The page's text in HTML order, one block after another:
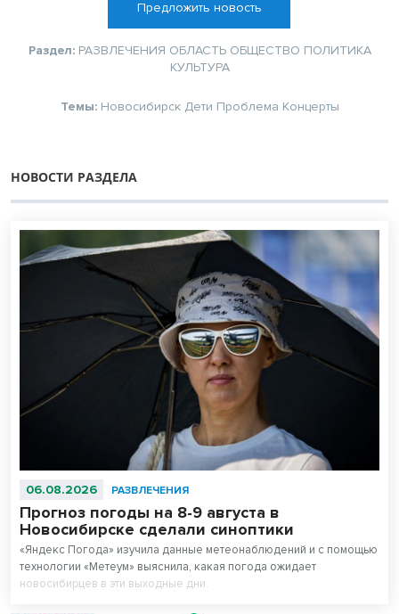
Предложить новость
Раздел: РАЗВЛЕЧЕНИЯ ОБЛАСТЬ ОБЩЕСТВО ПОЛИТИКА
КУЛЬТУРА
Темы: Новосибирск Дети Проблема Концерты
НОВОСТИ РАЗДЕЛА
06.08.2026 РАЗВЛЕЧЕНИЯ
Прогноз погоды на 8-9 августа в
Новосибирске сделали синоптики
«Яндекс Погода» изучила данные метеонаблюдений и с помощью
технологии «Метеум» выяснила, какая погода ожидает
новосибирцев в эти выходные дни.